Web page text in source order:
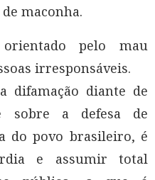
maconha.
orientado pelo mau
irresponsáveis.
difamação diante de
sobre a defesa de
do povo brasileiro, é
e assumir total